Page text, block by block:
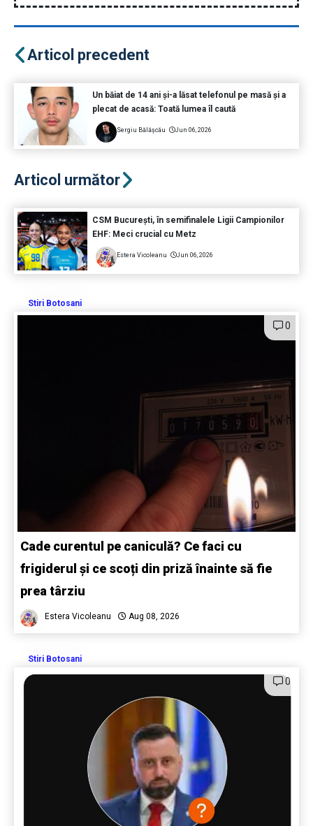
Articol precedent
Un băiat de 14 ani și-a lăsat telefonul pe masă și a
plecat de acasă: Toată lumea îl caută
Sergiu Bălășcău Jun 06, 2026
Articol următor
CSM București, în semifinalele Ligii Campionilor
EHF: Meci crucial cu Metz
Estera Vicoleanu Jun 06, 2026
Stiri Botosani
0
Cade curentul pe caniculă? Ce faci cu
frigiderul și ce scoți din priză înainte să fie
prea târziu
Estera Vicoleanu Aug 08, 2026
Stiri Botosani
0